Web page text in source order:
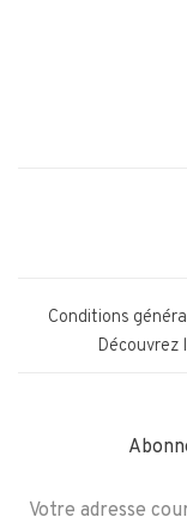
Conditions
Découvrez